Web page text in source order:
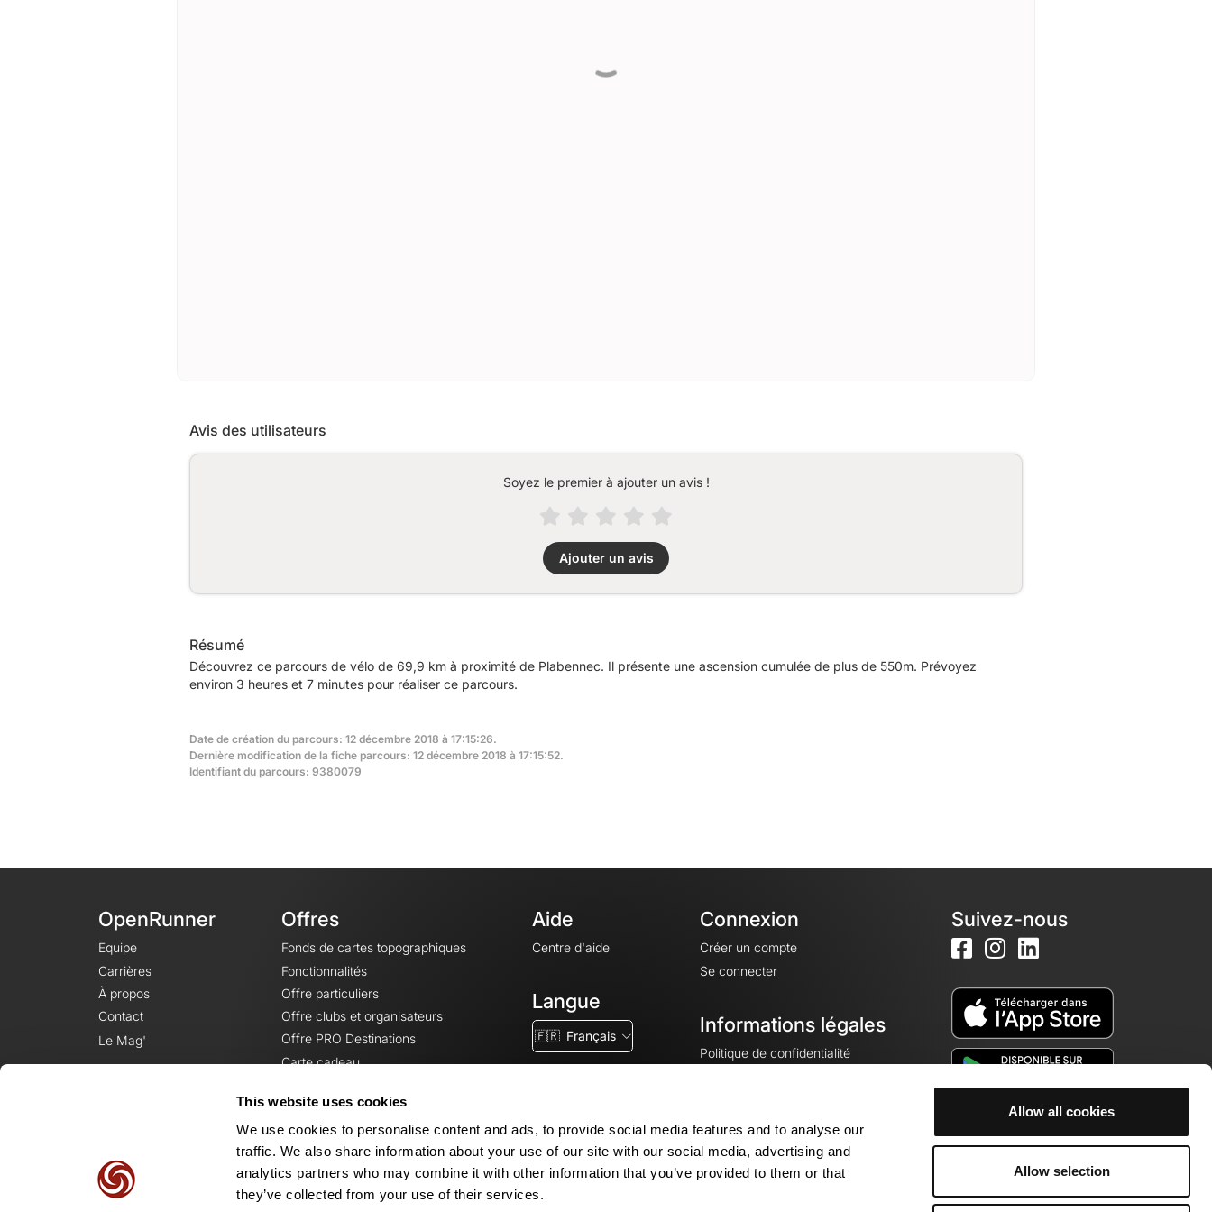
This website uses cookies
We use cookies to personalise content and ads, to provide social media features and to analyse our
traffic. We also share information about your use of our site with our social media, advertising and
analytics partners who may combine it with other information that you’ve provided to them or that
they’ve collected from your use of their services.
Allow all cookies
Allow selection
Avis des utilisateurs
Soyez le premier à ajouter un avis !
Ajouter un avis
Résumé
Découvrez ce parcours de vélo de 69,9 km à proximité de Plabennec. Il présente une ascension cumulée de plus de 550m. Prévoyez
environ 3 heures et 7 minutes pour réaliser ce parcours.
Date de création du parcours: 12 décembre 2018 à 17:15:26.
Dernière modification de la fiche parcours: 12 décembre 2018 à 17:15:52.
Identifiant du parcours: 9380079
OpenRunner
Equipe
Carrières
À propos
Contact
Le Mag'
Offres
Fonds de cartes topographiques
Fonctionnalités
Offre particuliers
Offre clubs et organisateurs
Offre PRO Destinations
Carte cadeau
Aide
Centre d'aide
Langue
🇫🇷 Français
Connexion
Créer un compte
Se connecter
Informations légales
Politique de confidentialité
Mentions légales
Paramètres des cookies
Suivez-nous